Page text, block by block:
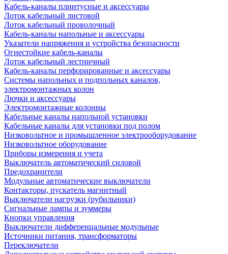
Кабель-каналы плинтусные и аксессуары
Лоток кабельный листовой
Лоток кабельный проволочный
Кабель-каналы напольные и аксессуары
Указатели напряжения и устройства безопасности
Огнестойкие кабель-каналы
Лоток кабельный лестничный
Кабель-каналы перфорированные и аксессуары
Системы напольных и подпольных каналов,
электромонтажных колон
Лючки и аксессуары
Электромонтажные колонны
Кабельные каналы напольной установки
Кабельные каналы для установки под полом
Низковольтное и промышленное электрооборудование
Низковольтное оборудование
Приборы измерения и учета
Выключатель автоматический силовой
Предохранители
Модульные автоматические выключатели
Контакторы, пускатель магнитный
Выключатели нагрузки (рубильники)
Сигнальные лампы и зуммеры
Кнопки управления
Выключатели дифференцальные модульные
Источники питания, трансформаторы
Переключатели